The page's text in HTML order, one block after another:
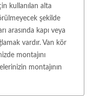
kullanılan alta
şekilde
arasında kapı veya
vardır. Van kör
montajını
montajının